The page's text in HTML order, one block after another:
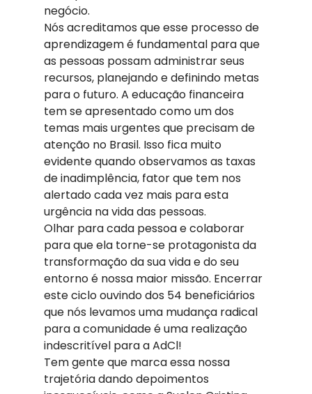
negócio.
Nós acreditamos que esse processo de
aprendizagem é fundamental para que
as pessoas possam administrar seus
recursos, planejando e definindo metas
para o futuro. A educação financeira
tem se apresentado como um dos
temas mais urgentes que precisam de
atenção no Brasil. Isso fica muito
evidente quando observamos as taxas
de inadimplência, fator que tem nos
alertado cada vez mais para esta
urgência na vida das pessoas.
Olhar para cada pessoa e colaborar
para que ela torne-se protagonista da
transformação da sua vida e do seu
entorno é nossa maior missão. Encerrar
este ciclo ouvindo dos 54 beneficiários
que nós levamos uma mudança radical
para a comunidade é uma realização
indescritível para a AdCl!
Tem gente que marca essa nossa
trajetória dando depoimentos